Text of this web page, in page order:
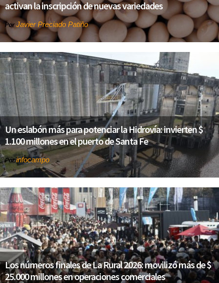
activan la inscripción de nuevas variedades
Por Javier Preciado Patiño
Un eslabón más para potenciar la Hidrovía: invierten $
1.100 millones en el puerto de Santa Fe
Porinfocampo
Los números finales de La Rural 2026: movilizó más de $
25.000 millones en operaciones comerciales